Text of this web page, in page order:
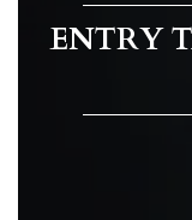
ENTRY